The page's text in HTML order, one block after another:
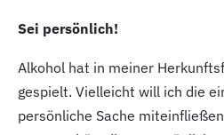
Sei persönlich!
Alkohol hat in meiner
gespielt. Vielleicht will ich die
persönliche Sache